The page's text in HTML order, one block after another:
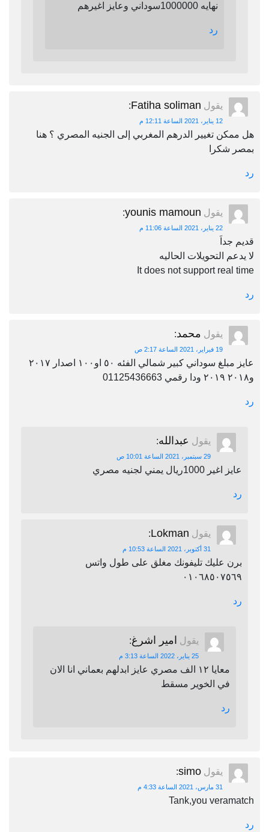
نهايه 1000000سوداني وعايز اغيرهم
رد
يقول Fatiha soliman
:
12 يناير، 2021 الساعة 12:11 م
هل ممكن تغيير الدرهم المغربي إلى الجنيه المصري ؟ هنا
بمصر شكرا
رد
يقول younis mamoun
:
22 يناير، 2021 الساعة 11:06 م
قديم جداَ
لا يدعم التحويلات الحاليه
It does not support real time
رد
يقول محمد:
19 فبراير، 2021 الساعة 2:17 ص
عايز مبلغ سوداني كبير شمالي الفئه ٥٠ او١٠٠ اصدار ٢٠١٧
و٢٠١٨ ٢٠١٩ ودا رقمي 01125436663
رد
يقول عبدالله:
29 سبتمبر، 2021 الساعة 10:01 ص
عايز اغير 1000ريال يمني لجنيه مصري
رد
يقول Lokman
:
31 أكتوبر، 2021 الساعة 10:53 م
برن عليك تليفونك مغلق على طول واتس
٠١٠٦٨٥٠٧٥٦٩
رد
يقول امير اشرغ:
25 يناير، 2022 الساعة 3:13 م
معايا ١٢ الف مصري عايز ابدلهم بعماني انا الان
في الخوير مسقط
رد
يقول simo
:
31 مارس، 2021 الساعة 4:33 م
Tank,you veramatch
رد